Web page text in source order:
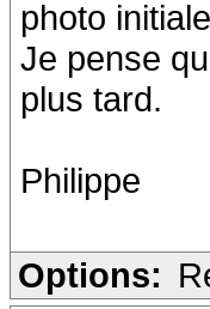
photo
Je pense
plus tard.
Philippe
Options: